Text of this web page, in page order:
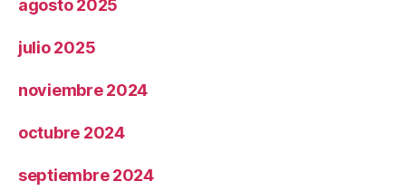
agosto 2025
julio 2025
noviembre 2024
octubre 2024
septiembre 2024